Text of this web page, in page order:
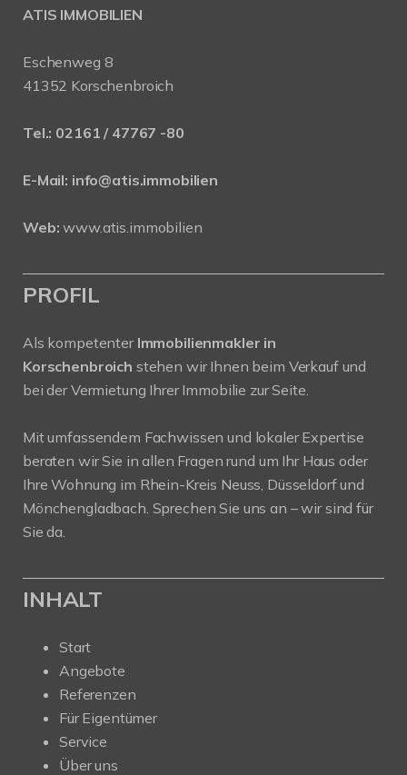
ATIS IMMOBILIEN
Eschenweg 8
41352 Korschenbroich
Tel.: 02161 / 47767 -80
E-Mail: info@atis.immobilien
Web: www.atis.immobilien
PROFIL
Als kompetenter Immobilienmakler in
Korschenbroich stehen wir Ihnen beim Verkauf und
bei der Vermietung Ihrer Immobilie zur Seite.
Mit umfassendem Fachwissen und lokaler Expertise
beraten wir Sie in allen Fragen rund um Ihr Haus oder
Ihre Wohnung im Rhein-Kreis Neuss, Düsseldorf und
Mönchengladbach. Sprechen Sie uns an – wir sind für
Sie da.
INHALT
Start
Angebote
Referenzen
Für Eigentümer
Service
Über uns